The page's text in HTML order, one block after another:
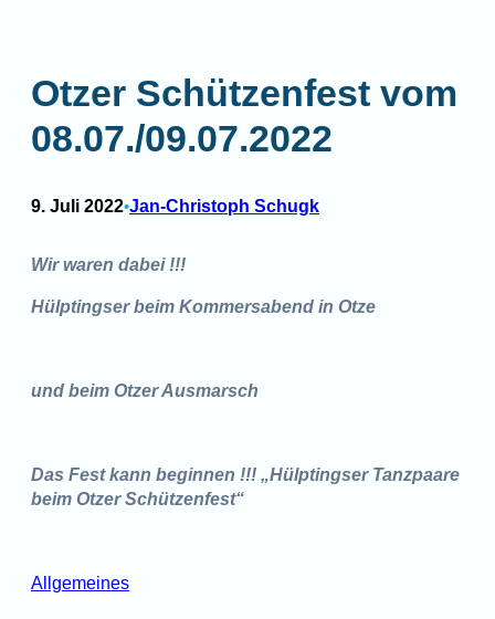
Otzer Schützenfest vom
08.07./09.07.2022
9. Juli 2022•Jan-Christoph Schugk
Wir waren dabei !!!
Hülptingser beim Kommersabend in Otze
und beim Otzer Ausmarsch
Das Fest kann beginnen !!! „Hülptingser Tanzpaare
beim Otzer Schützenfest“
Allgemeines